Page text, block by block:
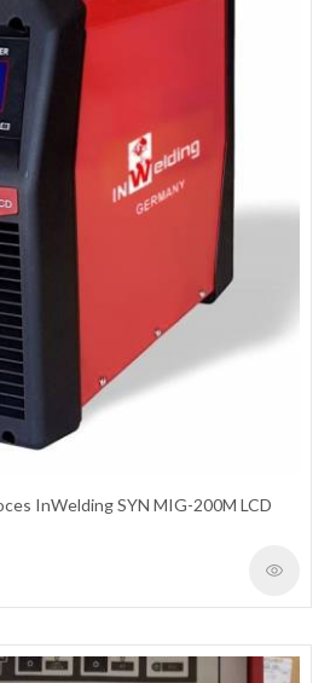
2360 LEI
detalii
InWelding SYN MIG-200M LCD